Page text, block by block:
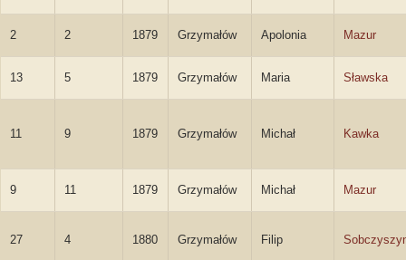
2 2 1879 Grzymałów Apolonia Mazur
13 5 1879 Grzymałów Maria Sławska
11 9 1879 Grzymałów Michał Kawka
9 11 1879 Grzymałów Michał Mazur
27 4 1880 Grzymałów Filip